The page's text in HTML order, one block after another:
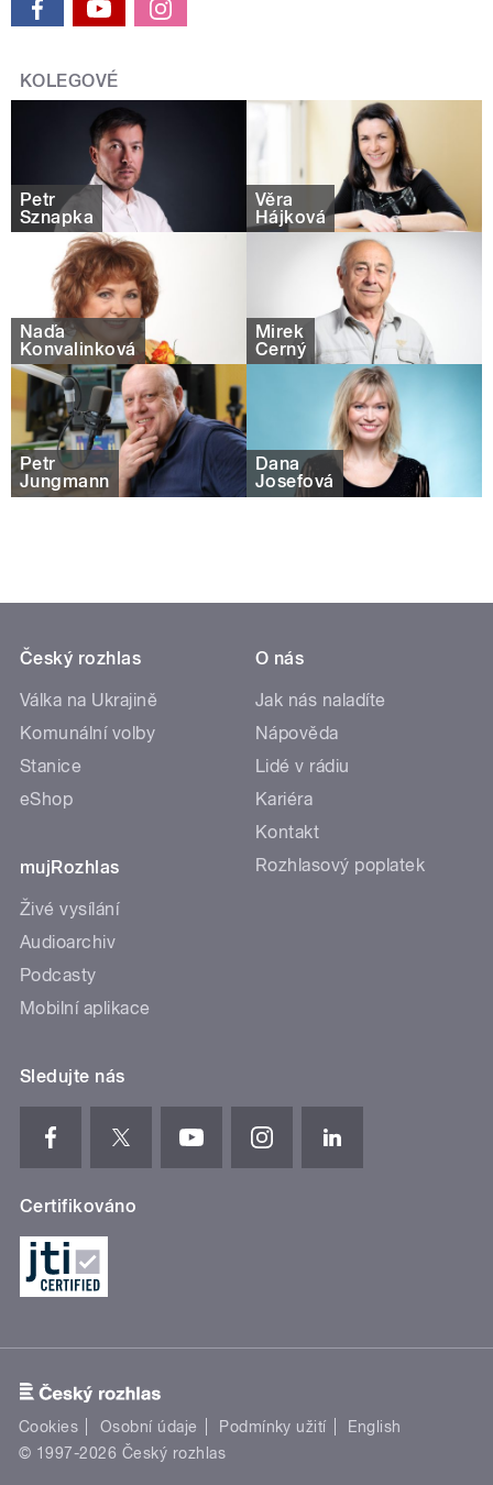
KOLEGOVÉ
Petr
Sznapka
Věra
Hájková
Naďa
Konvalinková
Mirek
Černý
Petr
Jungmann
Dana
Josefová
Český rozhlas
Válka na Ukrajině
Komunální volby
Stanice
eShop
mujRozhlas
Živé vysílání
Audioarchiv
Podcasty
Mobilní aplikace
O nás
Jak nás naladíte
Nápověda
Lidé v rádiu
Kariéra
Kontakt
Rozhlasový poplatek
Sledujte nás
Certifikováno
Cookies Osobní údaje Podmínky užití
English
© 1997-2026 Český rozhlas